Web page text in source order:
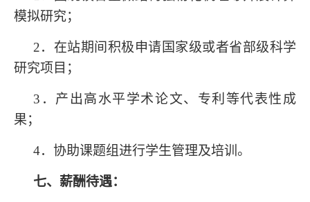
模拟研究；
2． 在站期间积极申请国家级或者省部级科学
研究项目；
3 ． 产出高水平学术论文、专利等代表性成
果；
4．协助课题组进行学生管理及培训 。
七、薪酬待遇：